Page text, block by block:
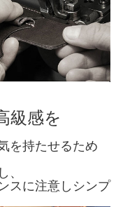
級感を
を持たせるため
、
スに注意しシンプ